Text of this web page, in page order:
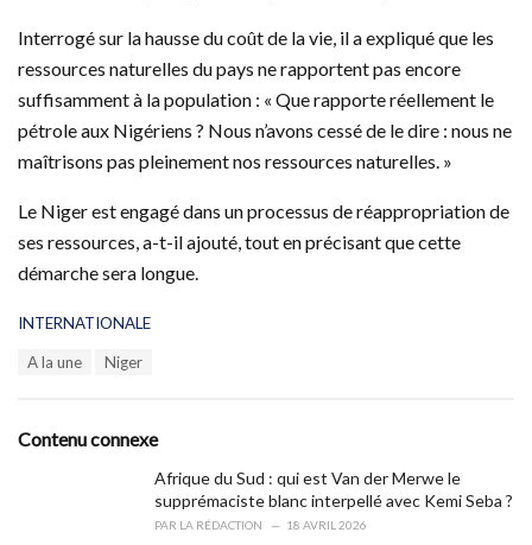
Interrogé sur la hausse du coût de la vie, il a expliqué que les
ressources naturelles du pays ne rapportent pas encore
suffisamment à la population : « Que rapporte réellement le
pétrole aux Nigériens ? Nous n’avons cessé de le dire : nous ne
maîtrisons pas pleinement nos ressources naturelles. »
Le Niger est engagé dans un processus de réappropriation de
ses ressources, a-t-il ajouté, tout en précisant que cette
démarche sera longue.
C
o
r
INTERNATIONALE
:
A la une Niger
Contenu connexe
Afrique du Sud : qui est Van der Merwe le
supprémaciste blanc interpellé avec Kemi Seba ?
PAR LA RÉDACTION 18 AVRIL 2026